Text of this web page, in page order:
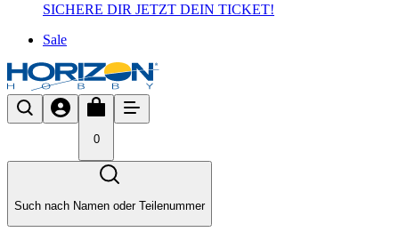
SICHERE DIR JETZT DEIN TICKET!
Sale
0
Such nach Namen oder Teilenummer